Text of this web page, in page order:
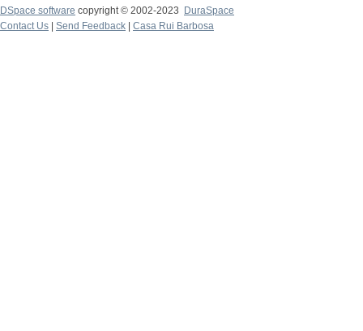
DSpace software copyright © 2002-2023
DuraSpace
Contact Us
Send Feedback Casa Rui Barbosa